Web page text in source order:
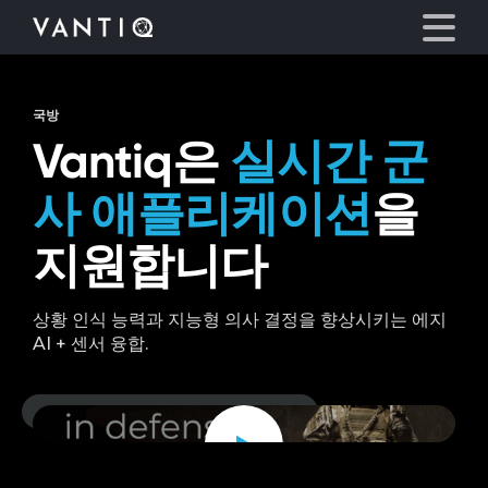
산업
파트너
회사
언어
국방
Vantiq은 실시간 군
사 애플리케이션을
지원합니다
상황 인식 능력과 지능형 의사 결정을 향상시키는 에지
AI + 센서 융합.
Watch
video